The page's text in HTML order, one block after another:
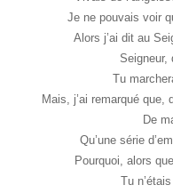
Je ne pouvais voir
Alors j’ai dit au
Seigneur,
Tu
Mais, j’ai remarqué
De
Qu’une série
Pourquoi, alors
Tu